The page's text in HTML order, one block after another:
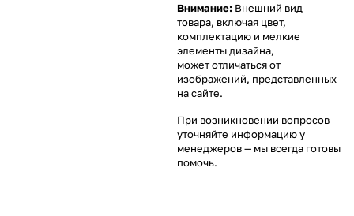
Внимание: Внешний вид
товара, включая цвет,
комплектацию и мелкие
элементы дизайна,
может отличаться от
изображений, представленных
на сайте.
При возникновении вопросов
уточняйте информацию у
менеджеров— мы всегда готовы
помочь.